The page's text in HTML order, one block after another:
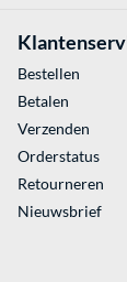
Bestellen
Betalen
Verzenden
Orderstatus
Retourneren
Nieuwsbrief